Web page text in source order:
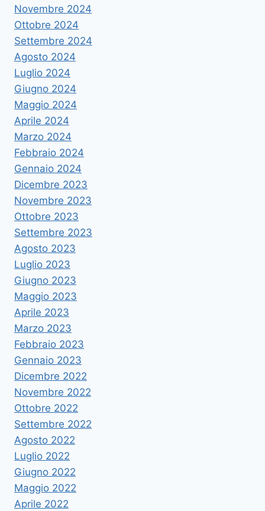
Novembre 2024
Ottobre 2024
Settembre 2024
Agosto 2024
Luglio 2024
Giugno 2024
Maggio 2024
Aprile 2024
Marzo 2024
Febbraio 2024
Gennaio 2024
Dicembre 2023
Novembre 2023
Ottobre 2023
Settembre 2023
Agosto 2023
Luglio 2023
Giugno 2023
Maggio 2023
Aprile 2023
Marzo 2023
Febbraio 2023
Gennaio 2023
Dicembre 2022
Novembre 2022
Ottobre 2022
Settembre 2022
Agosto 2022
Luglio 2022
Giugno 2022
Maggio 2022
Aprile 2022